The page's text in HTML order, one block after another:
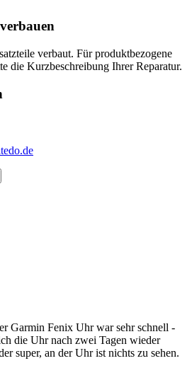
verbaut. Für produktbezogene
die Kurzbeschreibung Ihrer Reparatur.
Garmin Fenix Uhr war sehr schnell -
die Uhr nach zwei Tagen wieder
super, an der Uhr ist nichts zu sehen.